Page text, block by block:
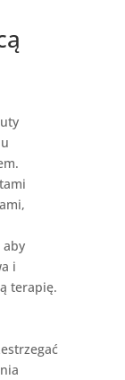
i
terapię.